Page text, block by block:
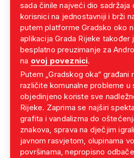
sada činile najveći dio sadržaja
korisnici na jednostavniji i brži
putem platforme Gradsko oko
aplikacija Grada Rijeke također
besplatno preuzimanje za
na ovoj poveznici.
Putem „Gradskog oka“ građani
različite komunalne probleme u
objedinjeno koriste sve
Rijeke. Zaprima se najširi
grafita i vandalizma do
znakova, sprava na dječjim
javnom rasvjetom, olupinama
površinama, nepropisno